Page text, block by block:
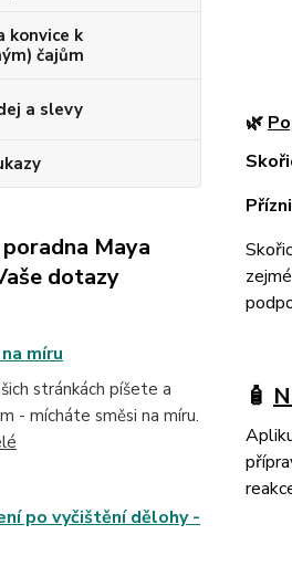
konvice k
čajům
a slevy
Maya
dotazy
míru
stránkách píšete a
- mícháte směsi na míru.
po vyčištění dělohy -
🌿
🧴